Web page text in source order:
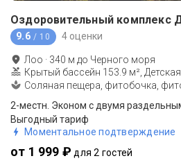
Оздоровительный комплекс
9.6 / 10 4 оценки
Лоо · 340 м до Черного моря
Крытый бассейн 153.9 м²,
Соляная пещера, фитобочка,
Выгодный тариф
Моментальное подтверждение
от 1 999 ₽ для 2 гостей